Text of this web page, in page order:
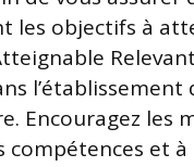
objectifs à
l’établissement
Encouragez les
et